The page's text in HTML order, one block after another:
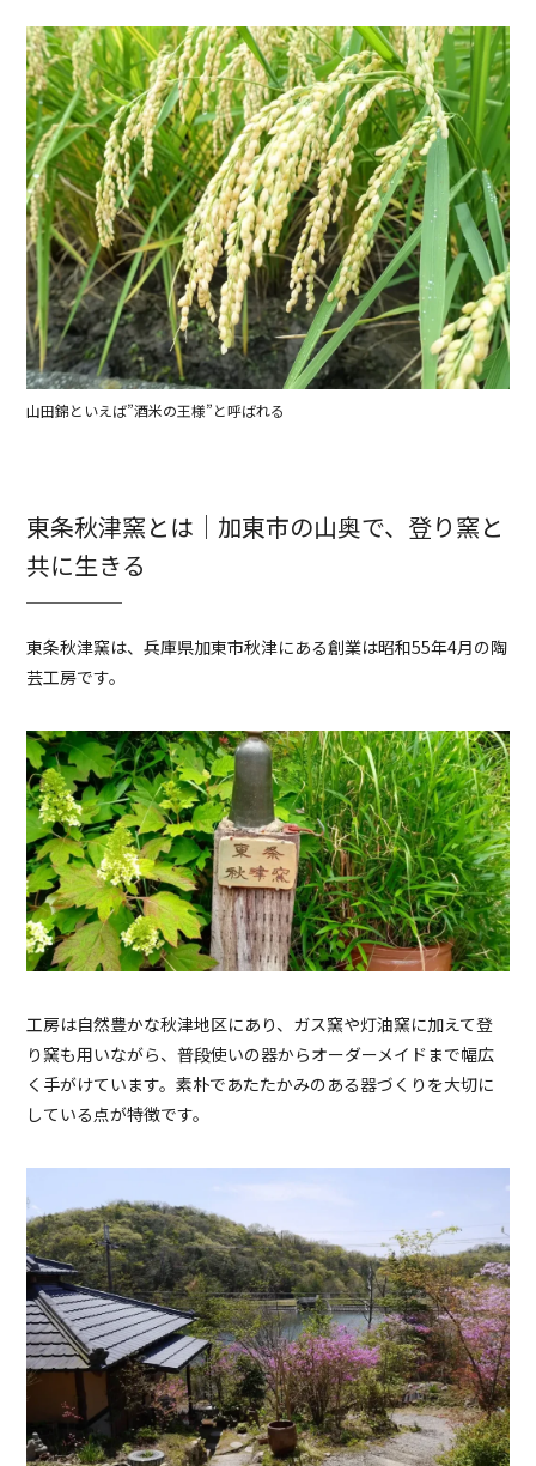
山田錦といえば”酒米の王様”と呼ばれる
東条秋津窯とは｜加東市の山奥で、登り窯と
共に生きる
東条秋津窯は、兵庫県加東市秋津にある創業は昭和55年4月の陶
芸工房です。
工房は自然豊かな秋津地区にあり、ガス窯や灯油窯に加えて登
り窯も用いながら、普段使いの器からオーダーメイドまで幅広
く手がけています。素朴であたたかみのある器づくりを大切に
している点が特徴です。